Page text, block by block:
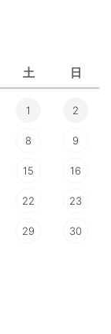
土 日
1 2
8 9
15 16
22 23
29 30